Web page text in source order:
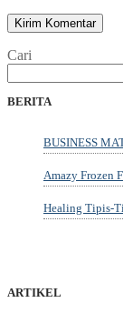
Cari
BERITA
BUSINESS
Amazy Frozen
Healing Tipis-
ARTIKEL